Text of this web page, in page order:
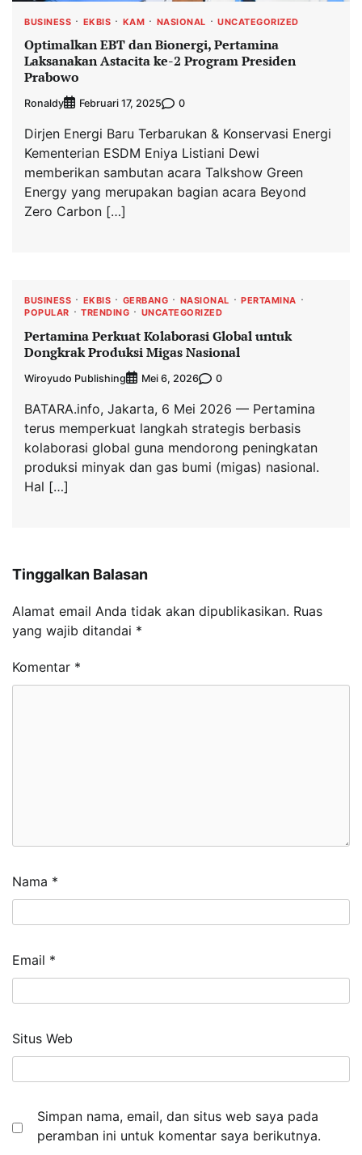
BUSINESS EKBIS KAM NASIONAL UNCATEGORIZED
Optimalkan EBT dan Bionergi, Pertamina
Laksanakan Astacita ke-2 Program Presiden
Prabowo
Ronaldy Februari 17, 2025 0
Dirjen Energi Baru Terbarukan & Konservasi Energi
Kementerian ESDM Eniya Listiani Dewi
memberikan sambutan acara Talkshow Green
Energy yang merupakan bagian acara Beyond
Zero Carbon […]
BUSINESS EKBIS GERBANG NASIONAL
PERTAMINA
POPULAR
TRENDING UNCATEGORIZED
Pertamina Perkuat Kolaborasi Global untuk
Dongkrak Produksi Migas Nasional
Wiroyudo Publishing Mei 6, 2026 0
BATARA.info, Jakarta, 6 Mei 2026 — Pertamina
terus memperkuat langkah strategis berbasis
kolaborasi global guna mendorong peningkatan
produksi minyak dan gas bumi (migas) nasional.
Hal […]
Tinggalkan Balasan
Alamat email Anda tidak akan dipublikasikan. Ruas
yang wajib ditandai *
Komentar *
Nama *
Email *
Situs Web
Simpan nama, email, dan situs web saya pada
peramban ini untuk komentar saya berikutnya.